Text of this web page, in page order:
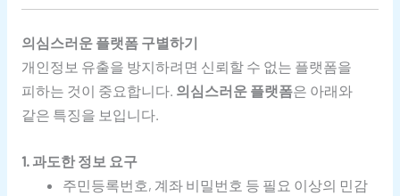
의심스러운 플랫폼 구별하기
개인정보 유출을 방지하려면 신뢰할 수 없는 플랫폼을
피하는 것이 중요합니다. 의심스러운 플랫폼은 아래와
같은 특징을 보입니다.
1. 과도한 정보 요구
주민등록번호, 계좌 비밀번호 등 필요 이상의 민감